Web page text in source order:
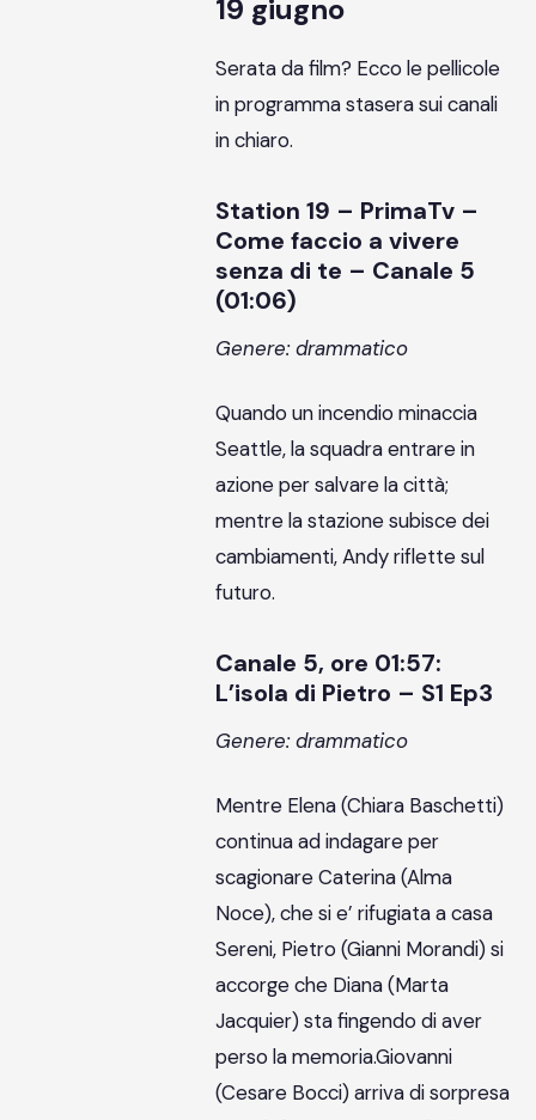
19 giugno
Serata da film? Ecco le pellicole
in programma stasera sui canali
in chiaro.
Station 19 – PrimaTv –
Come faccio a vivere
senza di te – Canale 5
(01:06)
Genere: drammatico
Quando un incendio minaccia
Seattle, la squadra entrare in
azione per salvare la città;
mentre la stazione subisce dei
cambiamenti, Andy riflette sul
futuro.
Canale 5, ore 01:57:
L’isola di Pietro – S1 Ep3
Genere: drammatico
Mentre Elena (Chiara Baschetti)
continua ad indagare per
scagionare Caterina (Alma
Noce), che si e’ rifugiata a casa
Sereni, Pietro (Gianni Morandi) si
accorge che Diana (Marta
Jacquier) sta fingendo di aver
perso la memoria.Giovanni
(Cesare Bocci) arriva di sorpresa